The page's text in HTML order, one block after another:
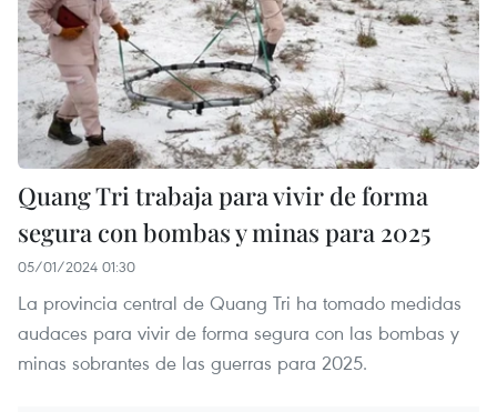
Quang Tri trabaja para vivir de forma
segura con bombas y minas para 2025
05/01/2024 01:30
La provincia central de Quang Tri ha tomado medidas
audaces para vivir de forma segura con las bombas y
minas sobrantes de las guerras para 2025.